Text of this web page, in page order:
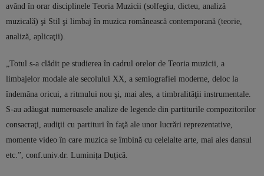
având în orar disciplinele Teoria Muzicii (solfegiu, dicteu, analiză
muzicală) şi Stil şi limbaj în muzica românească contemporană (teorie,
analiză, aplicaţii).
„Totul s-a clădit pe studierea în cadrul orelor de Teoria muzicii, a
limbajelor modale ale secolului XX, a semiografiei moderne, deloc la
îndemâna oricui, a ritmului nou şi, mai ales, a timbralităţii instrumentale.
S-au adăugat numeroasele analize de legende din partiturile compozitorilor
consacraţi, audiţii cu partituri în faţă ale unor lucrări reprezentative,
momente video în care muzica se îmbină cu celelalte arte, mai ales dansul
etc.”, conf.univ.dr. Luminița Duțică.